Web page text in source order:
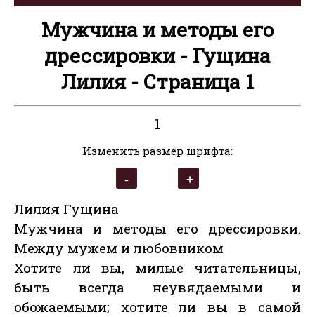
Мужчина и методы его
дрессировки - Гущина
Лилия - Страница 1
1
Изменить размер шрифта:
Лилия Гущина
Мужчина и методы его дрессировки.
Между мужем и любовником
Хотите ли вы, милые читательницы,
быть всегда неувядаемыми и
обожаемыми; хотите ли вы в самой